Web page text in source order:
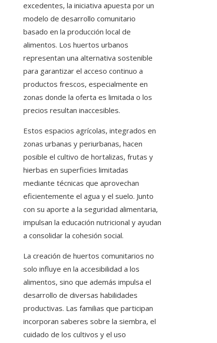
excedentes, la iniciativa apuesta por un
modelo de desarrollo comunitario
basado en la producción local de
alimentos. Los huertos urbanos
representan una alternativa sostenible
para garantizar el acceso continuo a
productos frescos, especialmente en
zonas donde la oferta es limitada o los
precios resultan inaccesibles.
Estos espacios agrícolas, integrados en
zonas urbanas y periurbanas, hacen
posible el cultivo de hortalizas, frutas y
hierbas en superficies limitadas
mediante técnicas que aprovechan
eficientemente el agua y el suelo. Junto
con su aporte a la seguridad alimentaria,
impulsan la educación nutricional y ayudan
a consolidar la cohesión social.
La creación de huertos comunitarios no
solo influye en la accesibilidad a los
alimentos, sino que además impulsa el
desarrollo de diversas habilidades
productivas. Las familias que participan
incorporan saberes sobre la siembra, el
cuidado de los cultivos y el uso